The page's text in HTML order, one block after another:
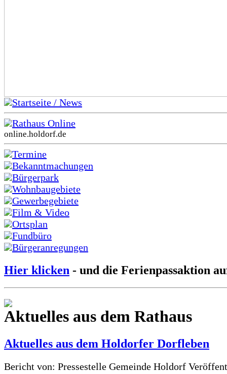
Startseite / News
Rathaus Online
online.holdorf.de
Termine
Bekanntmachungen
Bürgerpark
Wohnbaugebiete
Gewerbegebiete
Film & Video
Ortsplan
Fundbüro
Bürgeranregungen
Hier klicken - und die Ferienpassaktion
Aktuelles aus dem Rathaus
Aktuelles aus dem Holdorfer Dorfleben
Bericht von: Pressestelle Gemeinde Holdorf